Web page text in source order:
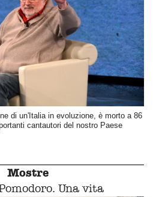
di un'Italia in evoluzione, è morto a 86
cantautori del nostro Paese
Mostre
Una vita